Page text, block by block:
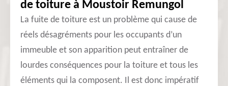
de toiture à Moustoir Remungol
La fuite de toiture est un problème qui cause de
réels désagréments pour les occupants d’un
immeuble et son apparition peut entraîner de
lourdes conséquences pour la toiture et tous les
éléments qui la composent. Il est donc impératif